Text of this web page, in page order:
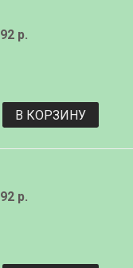
92 р.
В КОРЗИНУ
92 р.